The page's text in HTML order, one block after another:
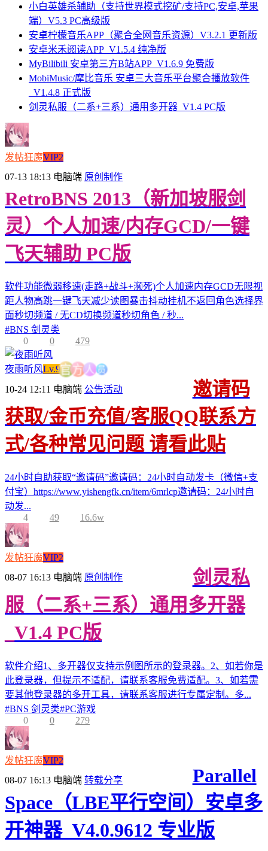
小白英雄杀辅助（支持世界模式挖矿/支持PC,安卓,苹果
端）V5.3 PC高级版
安卓柠檬音乐APP（聚合全网音乐资源）V3.2.1 更新版
安卓米禾阅读APP_V1.5.4 纯净版
MyBilibili 安卓第三方B站APP_V1.6.9 免费版
MobiMusic/摩比音乐 安卓三大音乐平台聚合播放软件
_V1.4.8 正式版
剑灵私服（二系+三系）通用多开器_V1.4 PC版
发帖狂魔VIP2
07-13 18:13 电脑端 原创制作
RetroBNS 2013（新加坡服剑
灵）个人加速/内存GCD/一键
飞天辅助 PC版
软件功能微弱移速(走路+战斗+濒死)个人加速内存GCD无限视
距人物高跳一键飞天减少读图暴击抖动挂机不返回角色选择界
面秒切频道 / 无CD切换频道秒切角色 / 秒...
#BNS 剑灵类
0
0 479
夜雨听风Lv.9官 方人员
10-24 12:11 电脑端 公告活动
邀请码
获取/金币充值/客服QQ联系方
式/各种常见问题 请看此贴
24小时自助获取“邀请码”邀请码：24小时自动发卡（微信+支
付宝）https://www.yishengfk.cn/item/6mrlcp邀请码：24小时自
动发...
4
49 16.6w
发帖狂魔VIP2
08-07 16:13 电脑端 原创制作
剑灵私
服（二系+三系）通用多开器
_V1.4 PC版
软件介绍1、多开器仅支持示例图所示的登录器。2、如若你是
此登录器，但提示不适配，请联系客服免费适配。3、如若需
要其他登录器的多开工具，请联系客服进行专属定制。多...
#BNS 剑灵类#PC游戏
0
0 279
发帖狂魔VIP2
08-07 16:13 电脑端 转载分享
Parallel
Space（LBE平行空间）安卓多
开神器_V4.0.9612 专业版